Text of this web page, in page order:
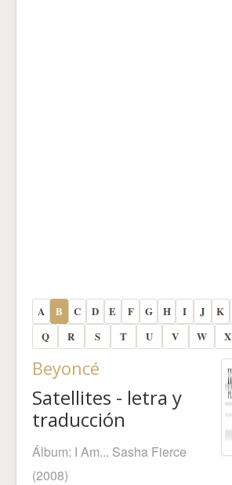
A B C D E F G H I J K
Q
R S T U V W X
Beyoncé
Satellites - letra y
traducción
Álbum: I Am... Sasha Fierce
(2008)